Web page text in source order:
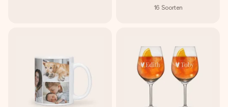
16 Soorten